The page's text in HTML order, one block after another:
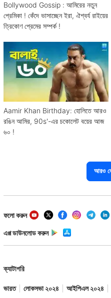
Bollywood Gossip : আমিরের নতুন
প্রেমিকা ! কেঁদে ভাসাচ্ছেন ইরা, ঐশ্বর্য রাইয়ের
ত্রিকোণ প্রেমের সম্পর্ক !
Aamir Khan Birthday: হোলিতে আরও
রঙিন আমির, 90s'-এর চকোলেট বয়ের আজ
৬০ !
আরও
ফলো করুন
এপ্প ডাউনলোড করুন
ক্যাটাগরি
ভারত লোকসভা ২০২৪ আইপিএল ২০২৪